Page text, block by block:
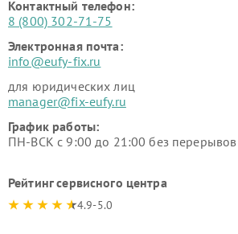
Контактный телефон:
8 (800) 302-71-75
Электронная почта:
info@eufy-fix.ru
для юридических лиц
manager@fix-eufy.ru
График работы:
ПН-ВСК с 9:00 до 21:00 без
Рейтинг сервисного центра
4.9-5.0